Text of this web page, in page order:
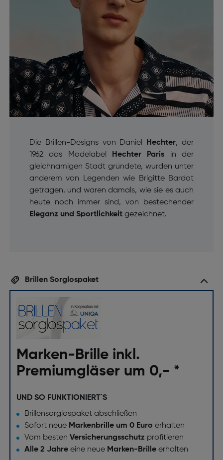
Die Brillen-Designs von Daniel Hechter, der
1962 das Modelabel Hechter Paris in der
gleichnamigen Stadt gründete, wurden unter
anderem von Legenden wie Brigitte Bardot
getragen, und waren damals, wie sie es auch
heute noch immer sind, von bestechender
Eleganz und Sportlichkeitgezeichnet.
Brillen Sorglospaket
Marken-Brille inkl.
Premiumgläser um 0,- *
UND SO FUNKTIONIERT`S
Brillensorglospaket abschließen
Sofort neue Markenbrille um 0 Euro erhalten
Vom besten Versicherungsschutz profitieren
Alle 2 Jahreeine neue Marken-Brille erhalten